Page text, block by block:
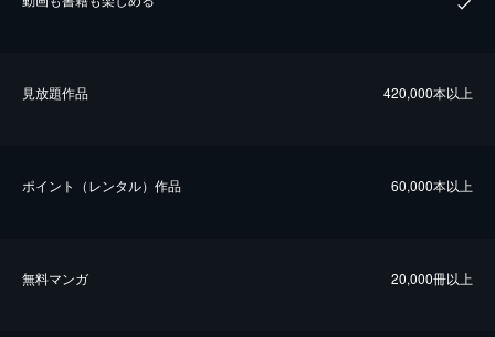
⾒放題作品 420,000本以上
ポイント（レンタル）作品 60,000本以上
無料マンガ 20,000冊以上